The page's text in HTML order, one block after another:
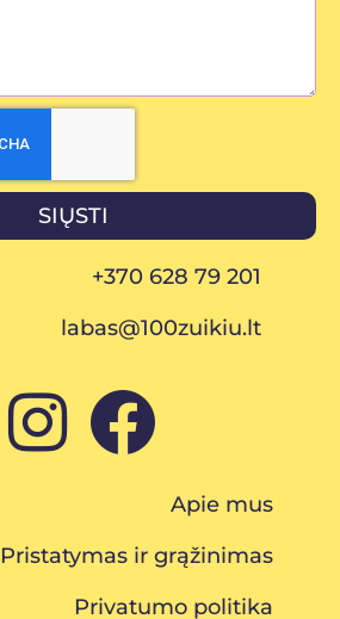
SIŲSTI
+370 628 79 201
labas@100zuikiu.lt
Apie mus
Pristatymas ir grąžinimas
Privatumo politika